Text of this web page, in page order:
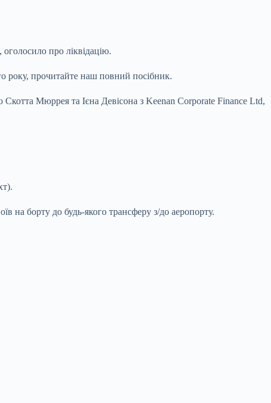
про ліквідацію.
року, прочитайте наш повний посібник.
Мюррея та Ієна Девісона з Keenan Corporate Finance Ltd,
на борту до будь-якого трансферу з/до аеропорту.